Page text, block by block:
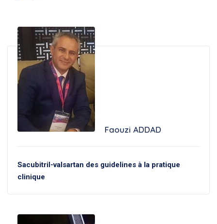
Faouzi ADDAD
Sacubitril-valsartan des guidelines à la pratique
clinique